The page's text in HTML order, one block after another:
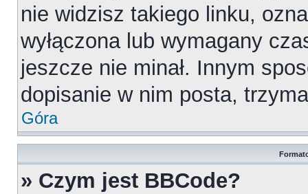
nie widzisz takiego linku,
wyłączona lub wymagany
jeszcze nie minał. Innym
dopisanie w nim posta,
Góra
» Czym jest BBCode?